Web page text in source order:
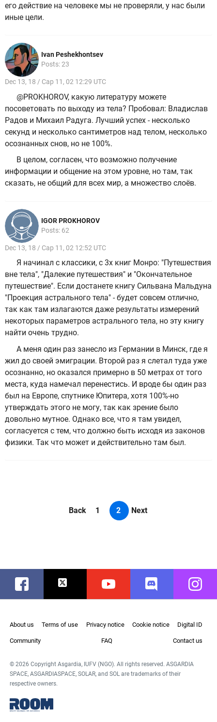
его действие на человеке мы не проверяли, у нас были
иные цели.
Ivan Peshekhontsev
Posts: 23
Dec 13, 18 / Cap 11, 02 12:29 UTC
@PROKHOROV, какую литературу можете
посоветовать по выходу из тела? Пробовал: Владислав
Радов и Михаил Радуга. Лучший успех - несколько
секунд и несколько сантиметров над телом, несколько
осознанных снов, но не 100%.
В целом, согласен, что возможно получение
информации и общение на этом уровне, но там, так
сказать, не общий для всех мир, а множество слоёв.
IGOR PROKHOROV
Posts: 62
Dec 13, 18 / Cap 11, 02 12:52 UTC
Я начинал с классики, с 3х книг Монро: "Путешествия
вне тела", "Далекие путешествия" и "Окончательное
путешествие". Если достанете книгу Сильвана Мальдуна
"Проекция астрального тела" - будет совсем отлично,
так как там излагаются даже результаты измерений
некоторых параметров астрального тела, но эту книгу
найти очень трудно.
А меня один раз занесло из Германии в Минск, где я
жил до своей эмиграции. Второй раз я слетал туда уже
осознанно, но оказался примерно в 50 метрах от того
места, куда намечал перенестись. И вроде бы один раз
был на Европе, спутнике Юпитера, хотя 100%-но
утверждать этого не могу, так как зрение было
довольно мутное. Однако все, что я там увидел,
согласуется с тем, что должно быть исходя из законов
физики. Так что может и действительно там был.
Back 1 2 Next
Facebook Twitter Youtube Discord
About us Terms of use Privacy notice Cookie notice Digital ID
Community FAQ Contact us
© 2026 Copyright Asgardia, IUFV (NGO). All rights reserved. ASGARDIA
SPACE, ASGARDIASPACE, SOLAR, and SOL are trademarks of their
respective owners.